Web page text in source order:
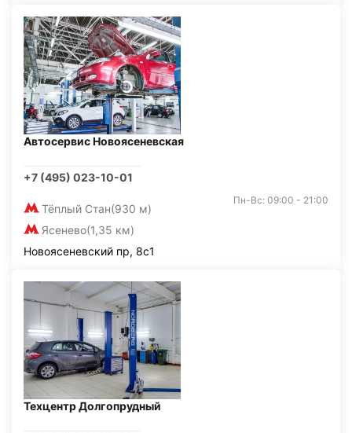
Автосервис Новоясеневская
+7 (495) 023-10-01
Тёплый Стан(930 м)
Ясенево(1,35 км)
Пн-Вс: 09:00 - 21:00
Новоясеневский пр, 8с1
Техцентр Долгопрудный